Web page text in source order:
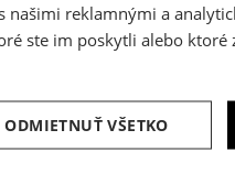
našimi reklamnými a
ste im poskytli alebo
ODMIETNUŤ VŠETKO